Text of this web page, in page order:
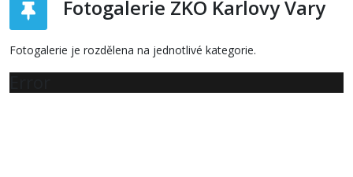
Fotogalerie ZKO Karlovy Vary
Fotogalerie je rozdělena na jednotlivé kategorie.